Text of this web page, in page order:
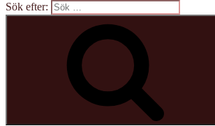
Sök efter: